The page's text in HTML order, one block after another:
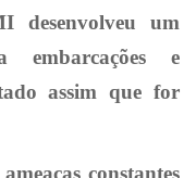
desenvolveu um
embarcações e
assim que for
constantes